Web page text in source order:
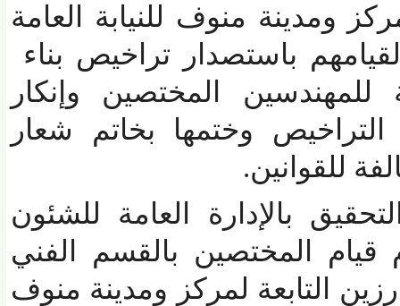
منوف للنيابة العامة
باستصدار تراخيص بناء
المختصين وإنكار
وختمها بخاتم شعار
للقوانين.
بالإدارة العامة للشئون
قيام المختصين بالقسم الفني
التابعة لمركز ومدينة منوف